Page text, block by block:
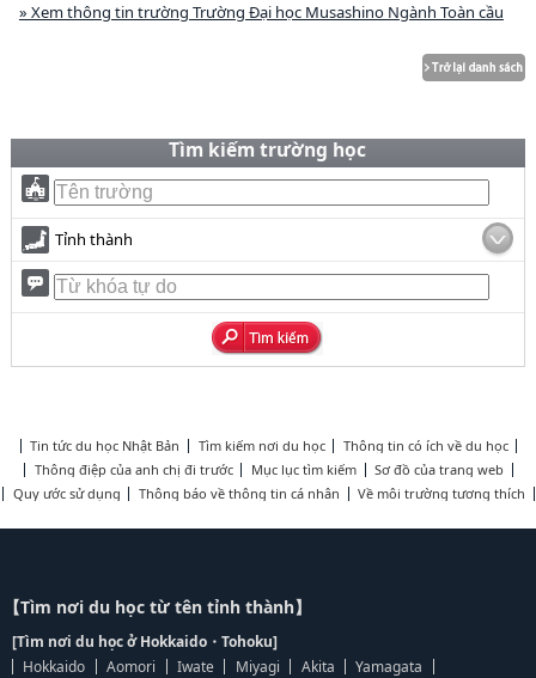
» Xem thông tin trường Trường Đại học Musashino Ngành Toàn cầu
Tìm kiếm trường học
Tỉnh thành
Tin tức du học Nhật Bản Tìm kiếm nơi du học
Thông tin có ích về du học
Thông điệp của anh chị đi trước
Mục lục tìm kiếm
Sơ đồ của trang web
Quy ước sử dụng
Thông báo về thông tin cá nhân Về môi trường tương thích
【Tìm nơi du học từ tên tỉnh thành】
[Tìm nơi du học ở Hokkaido・Tohoku]
Hokkaido
Aomori Iwate Miyagi Akita
Yamagata